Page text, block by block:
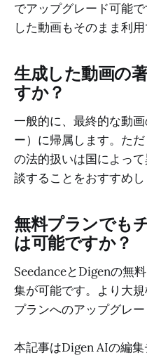
でアップグレード可能
した動画もそのまま利
生成した動画の
すか？
一般的に、最終的な動
ー）に帰属します。た
の法的扱いは国によっ
談することをおすすめし
無料プランでも
は可能ですか？
SeedanceとDigenの無
集が可能です。より大
プランへのアップグレー
本記事はDigen AIの編集